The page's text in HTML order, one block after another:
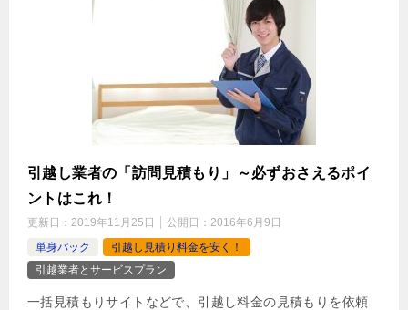
引越し業者の「訪問見積もり」～必ずおさえるポイ
ントはこれ！
更新日： 2019年11月25日 公開日： 2016年6月9日
単身パック
引越し見積り料金を安く！
引越業者とサービスプラン
一括見積もりサイトなどで、引越し料金の見積もりを依頼